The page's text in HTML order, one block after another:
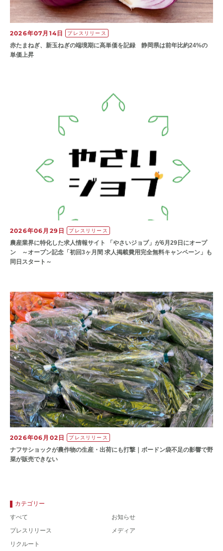
2026年07月14日 プレスリリース
赤たまねぎ、新玉ねぎの端境期に高単価を記録 静岡県は前年比約24%の
単価上昇
2026年06月29日 プレスリリース
農産業界に特化した求人情報サイト 「やさいジョブ」が6月29日にオープ
ン ～オープン記念「初回3ヶ月間 求人掲載費用完全無料キャンペーン」も
同日スタート～
2026年06月02日 プレスリリース
ナフサショックが農作物の⽣産・出荷にも打撃｜ボードン袋不⾜の影響で野
菜が販売できない
カテゴリー
すべて
お知らせ
プレスリリース
メディア
リクルート